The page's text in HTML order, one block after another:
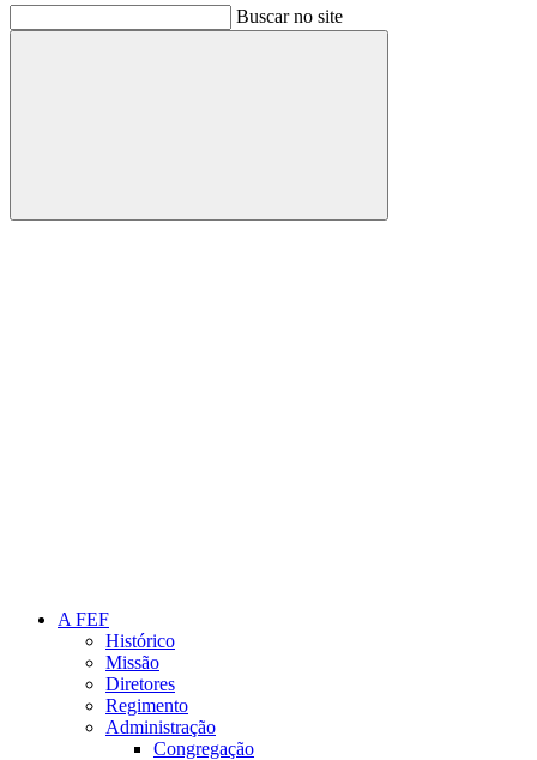
Buscar no site
Buscar
A FEF
Histórico
Missão
Diretores
Regimento
Administração
Congregação